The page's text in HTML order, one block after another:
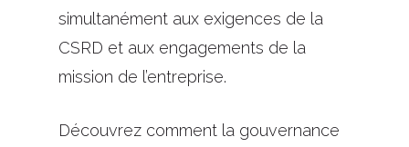
simultanément aux exigences de la
CSRD et aux engagements de la
mission de l’entreprise.
Découvrez comment la gouvernance